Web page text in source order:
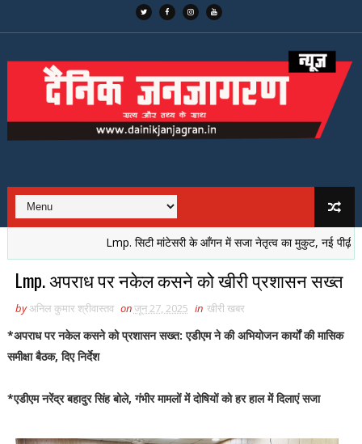
Lmp. सिटी मांटेसरी के आँगन में सजा नेतृत्व का मुकुट, नई पीढ़ी ने
Lmp. अपराध पर नकेल कसने को खीरी प्रशासन सख्त
byअनिल कुमार श्रीवास्तव onजून 27, 2025 in खीरी खबर
*अपराध पर नकेल कसने को प्रशासन सख्त: एडीएम ने की अभियोजन कार्यों की मासिक
समीक्षा बैठक, दिए निर्देश
*एडीएम नरेंद्र बहादुर सिंह बोले, गंभीर मामलों में दोषियों को हर हाल में दिलाएं सजा